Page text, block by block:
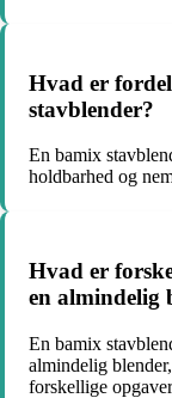
Hvad er
stavblender?
En bamix
holdbarhed og
Hvad er
en almindelig
En bamix
almindelig
forskellige